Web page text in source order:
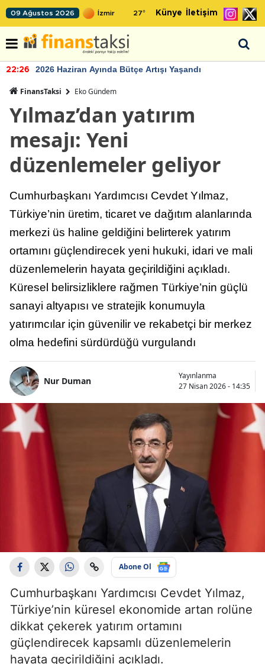
09 Ağustos 2026 27° Künye İletişim
22:26 2026 Haziran Ayında Bütçe Artışı Yaşandı
FinansTaksi Eko Gündem
Yılmaz’dan yatırım
mesajı: Yeni
düzenlemeler geliyor
Cumhurbaşkanı Yardımcısı Cevdet Yılmaz,
Türkiye’nin üretim, ticaret ve dağıtım alanlarında
merkezi üs haline geldiğini belirterek yatırım
ortamını güçlendirecek yeni hukuki, idari ve mali
düzenlemelerin hayata geçirildiğini açıkladı.
Küresel belirsizliklere rağmen Türkiye’nin güçlü
sanayi altyapısı ve stratejik konumuyla
yatırımcılar için güvenilir ve rekabetçi bir merkez
olma hedefini sürdürdüğü vurgulandı
Nur Duman
Yayınlanma
27 Nisan 2026 - 14:35
Abone Ol
Cumhurbaşkanı Yardımcısı Cevdet Yılmaz,
Türkiye’nin küresel ekonomide artan rolüne
dikkat çekerek yatırım ortamını
güçlendirecek kapsamlı düzenlemelerin
hayata geçirildiğini açıkladı.